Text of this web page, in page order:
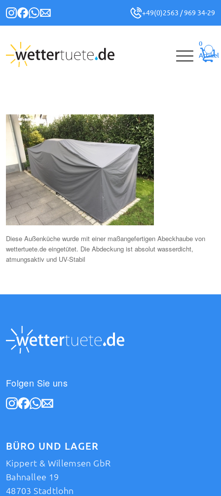
+49(0)2563 / 969 34-29
0
Artikel
Diese Außenküche wurde mit einer maßangefertigen Abeckhaube von
wettertuete.de eingetütet. Die Abdeckung ist absolut wasserdicht,
atmungsaktiv und UV-Stabil
Folgen Sie uns
BÜRO UND LAGER
Kippert & Willemsen GbR
Bahnallee 19
48703 Stadtlohn